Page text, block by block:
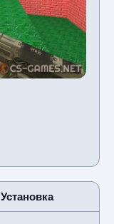
Установка